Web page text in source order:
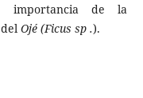
importancia de la
Ojé (Ficus sp .).